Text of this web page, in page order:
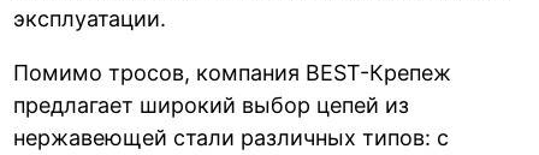
эксплуатации.
Помимо тросов, компания BEST-Крепеж
предлагает широкий выбор цепей из
нержавеющей стали различных типов: с